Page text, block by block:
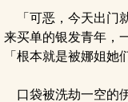
「可恶，今天出门
来买单的银发青年，
「根本就是被娜姐
口袋被洗劫一空的